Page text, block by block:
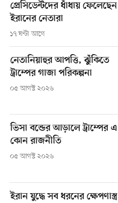
প্রেসিডেন্টদের ধাঁধায় ফেলেছেন
ইরানের নেতারা
১৭ ঘণ্টা আগে
নেতানিয়াহুর আপত্তি, ঝুঁকিতে
ট্রাম্পের গাজা পরিকল্পনা
০৫ আগস্ট ২০২৬
ভিসা বন্ডের আড়ালে ট্রাম্পের এ
কোন রাজনীতি
০৫ আগস্ট ২০২৬
ইরান যুদ্ধে সব ধরনের ক্ষেপণাস্ত্র